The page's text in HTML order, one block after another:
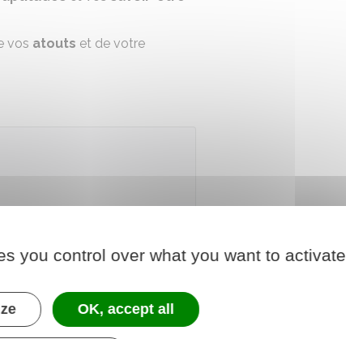
vos atouts et de votre
you control over what you want to activate
OK, accept all